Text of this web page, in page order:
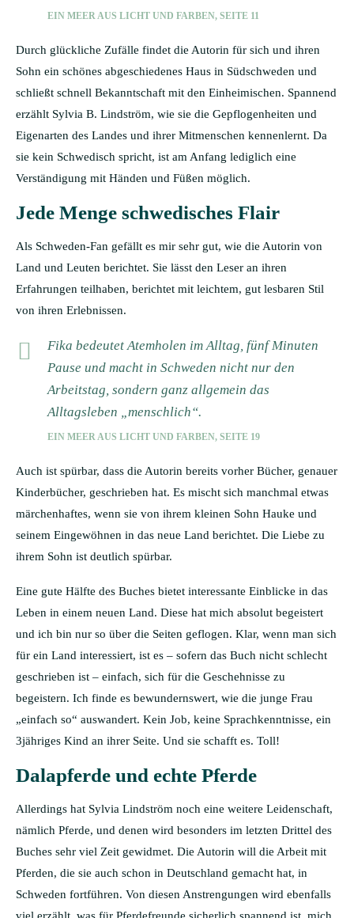
EIN MEER AUS LICHT UND FARBEN, SEITE 11
Durch glückliche Zufälle findet die Autorin für sich und ihren
Sohn ein schönes abgeschiedenes Haus in Südschweden und
schließt schnell Bekanntschaft mit den Einheimischen. Spannend
erzählt Sylvia B. Lindström, wie sie die Gepflogenheiten und
Eigenarten des Landes und ihrer Mitmenschen kennenlernt. Da
sie kein Schwedisch spricht, ist am Anfang lediglich eine
Verständigung mit Händen und Füßen möglich.
Jede Menge schwedisches Flair
Als Schweden-Fan gefällt es mir sehr gut, wie die Autorin von
Land und Leuten berichtet. Sie lässt den Leser an ihren
Erfahrungen teilhaben, berichtet mit leichtem, gut lesbaren Stil
von ihren Erlebnissen.
Fika bedeutet Atemholen im Alltag, fünf Minuten
Pause und macht in Schweden nicht nur den
Arbeitstag, sondern ganz allgemein das
Alltagsleben „menschlich“.
EIN MEER AUS LICHT UND FARBEN, SEITE 19
Auch ist spürbar, dass die Autorin bereits vorher Bücher, genauer
Kinderbücher, geschrieben hat. Es mischt sich manchmal etwas
märchenhaftes, wenn sie von ihrem kleinen Sohn Hauke und
seinem Eingewöhnen in das neue Land berichtet. Die Liebe zu
ihrem Sohn ist deutlich spürbar.
Eine gute Hälfte des Buches bietet interessante Einblicke in das
Leben in einem neuen Land. Diese hat mich absolut begeistert
und ich bin nur so über die Seiten geflogen. Klar, wenn man sich
für ein Land interessiert, ist es – sofern das Buch nicht schlecht
geschrieben ist – einfach, sich für die Geschehnisse zu
begeistern. Ich finde es bewundernswert, wie die junge Frau
„einfach so“ auswandert. Kein Job, keine Sprachkenntnisse, ein
3jähriges Kind an ihrer Seite. Und sie schafft es. Toll!
Dalapferde und echte Pferde
Allerdings hat Sylvia Lindström noch eine weitere Leidenschaft,
nämlich Pferde, und denen wird besonders im letzten Drittel des
Buches sehr viel Zeit gewidmet. Die Autorin will die Arbeit mit
Pferden, die sie auch schon in Deutschland gemacht hat, in
Schweden fortführen. Von diesen Anstrengungen wird ebenfalls